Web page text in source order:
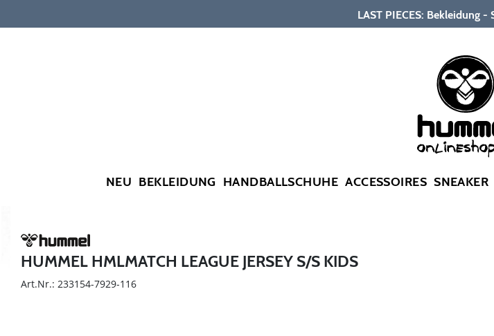
LAST PIECES: Bekleidung -
NEU BEKLEIDUNG HANDBALLSCHUHE ACCESSOIRES SNEAKER
HUMMEL HMLMATCH LEAGUE JERSEY S/S KIDS
Art.Nr.: 233154-7929-116